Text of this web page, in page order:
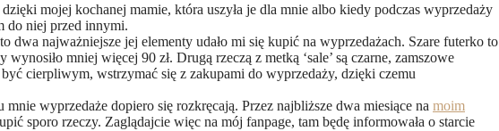
mojej kochanej mamie, która uszyła je dla mnie albo kiedy podczas wyprzedaży
do niej przed innymi.
dwa najważniejsze jej elementy udało mi się kupić na wyprzedażach. Szare futerko to
mniej więcej 90 zł. Drugą rzeczą z metką ‘sale’ są czarne, zamszowe
cierpliwym, wstrzymać się z zakupami do wyprzedaży, dzięki czemu
wyprzedaże dopiero się rozkręcają. Przez najbliższe dwa miesiące na moim
sporo rzeczy. Zaglądajcie więc na mój fanpage, tam będę informowała o starcie